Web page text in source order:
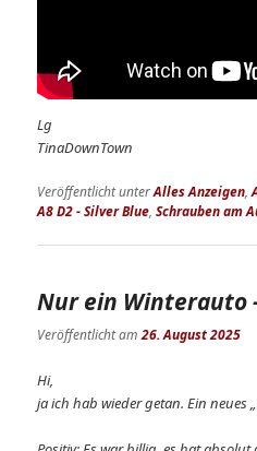
Lg
TinaDownTown
Veröffentlicht unterAlles Anzeigen,
A8 D2 - Silver Blue,Schrauben am
Nur ein Winterauto
Veröffentlicht am26. August 2025
Hi,
ja ich hab wieder getan. Ein neues